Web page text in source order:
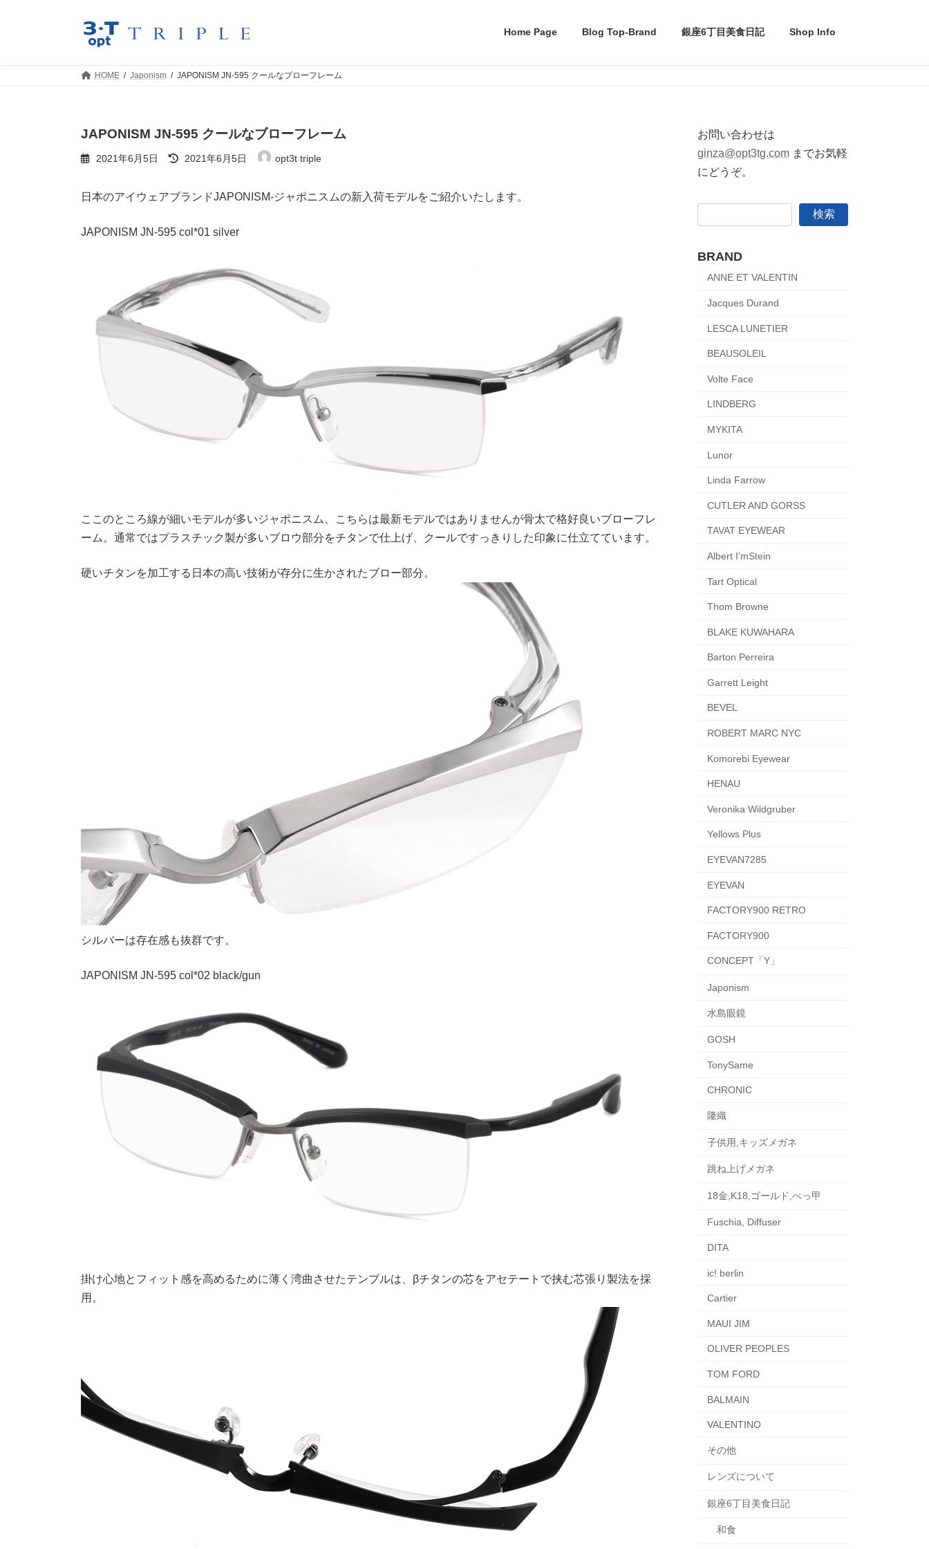
Home Page Blog Top-Brand 銀座6丁目美食日記 Shop Info
HOME Japonism JAPONISM JN-595 クールなブローフレーム
JAPONISM JN-595 クールなブローフレーム
2021年6月5日
最
終
新
日
:
2021年6月5日 opt3t triple
日本のアイウェアブランドJAPONISM-ジャポニスムの新入荷モデルをご紹介いたします。
JAPONISM JN-595 col*01 silver
ここのところ線が細いモデルが多いジャポニスム、こちらは最新モデルではありませんが骨太で格好良いブローフレ
ーム。通常ではプラスチック製が多いブロウ部分をチタンで仕上げ、クールですっきりした印象に仕立てています。
硬いチタンを加工する日本の高い技術が存分に生かされたブロー部分。
シルバーは存在感も抜群です。
JAPONISM JN-595 col*02 black/gun
掛け心地とフィット感を高めるために薄く湾曲させたテンプルは、βチタンの芯をアセテートで挟む芯張り製法を採
用。
お問い合わせは
ginza@opt3tg.comまでお気軽
にどうぞ。
検索
BRAND
ANNE ET VALENTIN
Jacques Durand
LESCA LUNETIER
BEAUSOLEIL
Volte Face
LINDBERG
MYKITA
Lunor
Linda Farrow
CUTLER AND GORSS
TAVAT EYEWEAR
Albert I'mStein
Tart Optical
Thom Browne
BLAKE KUWAHARA
Barton Perreira
Garrett Leight
BEVEL
ROBERT MARC NYC
Komorebi Eyewear
HENAU
Veronika Wildgruber
Yellows Plus
EYEVAN7285
EYEVAN
FACTORY900 RETRO
FACTORY900
CONCEPT「Y」
Japonism
水島眼鏡
GOSH
TonySame
CHRONIC
隆織
子供用,キッズメガネ
跳ね上げメガネ
18金,K18,ゴールド,べっ甲
Fuschia, Diffuser
DITA
ic! berlin
Cartier
MAUI JIM
OLIVER PEOPLES
TOM FORD
BALMAIN
VALENTINO
その他
レンズについて
銀座6丁目美食日記
和食